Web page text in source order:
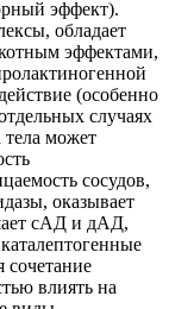
эффект).
обладает
эффектами,
(особенно
случаях
тела может
сосудов,
оказывает
сАД и дАД,
сочетание
влиять на